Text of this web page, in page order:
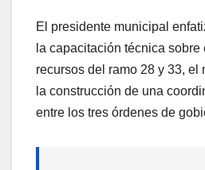
El presidente municipal
la capacitación técnica
recursos del ramo 28 y 33, el
la construcción de una
entre los tres órdenes de